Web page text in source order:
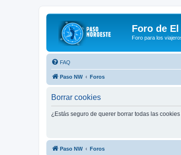
Foro de
Foro para los
FAQ
Paso NW Foros
Borrar cookies
¿Estás seguro de querer borrar todas las
Paso NW Foros